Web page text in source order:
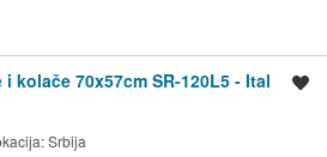
kolače 70x57cm SR-120L5 - Ital
Srbija